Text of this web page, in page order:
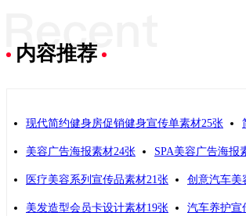
内容推荐
现代简约健身房促销健身宣传单素材25张
美容广告海报素材24张 SPA美容广告海报
医疗美容系列宣传品素材21张 创意汽车美
美发造型会员卡设计素材19张 汽车养护宣